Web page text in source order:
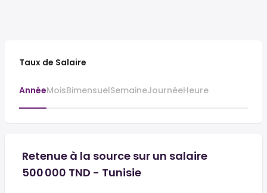
Taux de Salaire
AnnéeMoisBimensuelSemaineJournéeHeure
Retenue à la source sur un salaire
500 000 TND - Tunisie